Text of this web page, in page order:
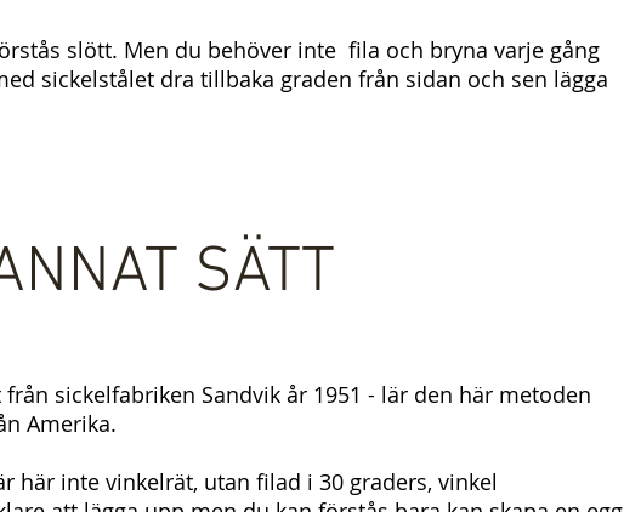
slött. Men du behöver inte fila och bryna varje gång
sickelstålet dra tillbaka graden från sidan och sen lägga
SÄTT
sickelfabriken Sandvik år 1951 - lär den här metoden
Amerika.
här inte vinkelrät, utan filad i 30 graders, vinkel